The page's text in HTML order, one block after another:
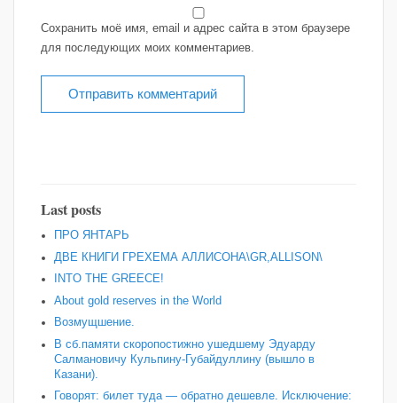
Сохранить моё имя, email и адрес сайта в этом браузере
для последующих моих комментариев.
Last posts
ПРО ЯНТАРЬ
ДВЕ КНИГИ ГРЕХЕМА АЛЛИСОНА\GR,ALLISON\
INTO THE GREECE!
About gold reserves in the World
Возмущшение.
В сб.памяти скоропостижно ушедшему Эдуарду
Салмановичу Кульпину-Губайдуллину (вышло в
Казани).
Говорят: билет туда — обратно дешевле. Исключение: